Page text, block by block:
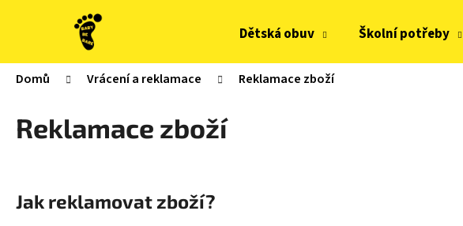
Dětská obuv Školní potřeby
Domů Vrácení a reklamace Reklamace zboží
Reklamace zboží
Jak reklamovat zboží?
í
Zpět
do
obchodu
Zpět
do
obchodu